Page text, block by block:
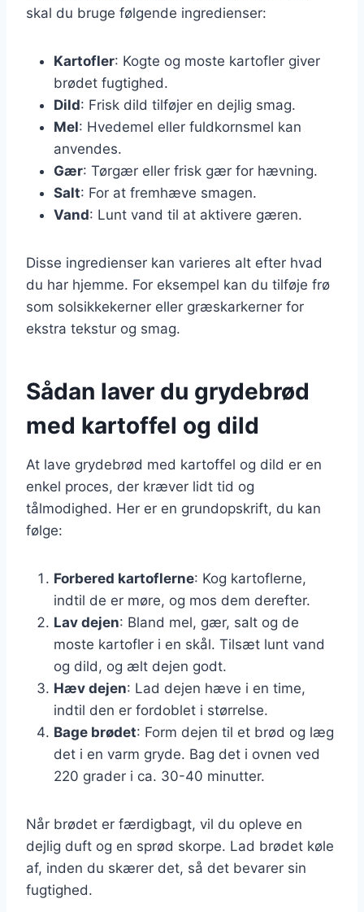
skal du bruge følgende ingredienser:
Kartofler: Kogte og moste kartofler giver
brødet fugtighed.
Dild: Frisk dild tilføjer en dejlig smag.
Mel: Hvedemel eller fuldkornsmel kan
anvendes.
Gær: Tørgær eller frisk gær for hævning.
Salt: For at fremhæve smagen.
Vand: Lunt vand til at aktivere gæren.
Disse ingredienser kan varieres alt efter hvad
du har hjemme. For eksempel kan du tilføje frø
som solsikkekerner eller græskarkerner for
ekstra tekstur og smag.
Sådan laver du grydebrød
med kartoffel og dild
At lave grydebrød med kartoffel og dild er en
enkel proces, der kræver lidt tid og
tålmodighed. Her er en grundopskrift, du kan
følge:
Forbered kartoflerne: Kog kartoflerne,
indtil de er møre, og mos dem derefter.
Lav dejen: Bland mel, gær, salt og de
moste kartofler i en skål. Tilsæt lunt vand
og dild, og ælt dejen godt.
Hæv dejen: Lad dejen hæve i en time,
indtil den er fordoblet i størrelse.
Bage brødet: Form dejen til et brød og læg
det i en varm gryde. Bag det i ovnen ved
220 grader i ca. 30-40 minutter.
Når brødet er færdigbagt, vil du opleve en
dejlig duft og en sprød skorpe. Lad brødet køle
af, inden du skærer det, så det bevarer sin
fugtighed.